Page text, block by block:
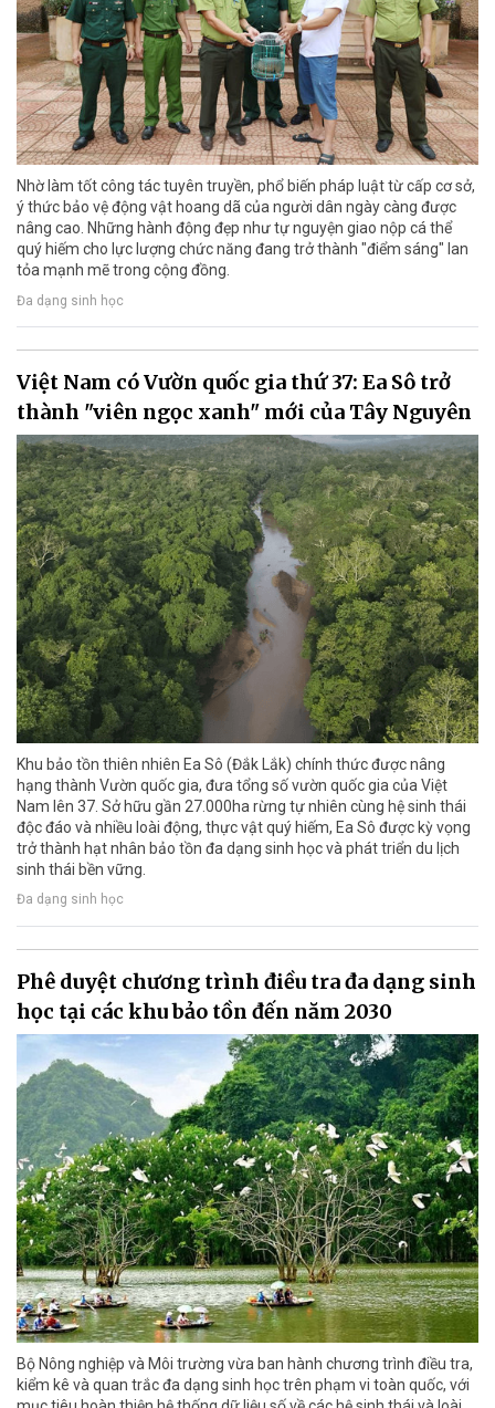
Nhờ làm tốt công tác tuyên truyền, phổ biến pháp luật từ cấp cơ sở,
ý thức bảo vệ động vật hoang dã của người dân ngày càng được
nâng cao. Những hành động đẹp như tự nguyện giao nộp cá thể
quý hiếm cho lực lượng chức năng đang trở thành "điểm sáng" lan
tỏa mạnh mẽ trong cộng đồng.
Đa dạng sinh học
Việt Nam có Vườn quốc gia thứ 37: Ea Sô trở
thành "viên ngọc xanh" mới của Tây Nguyên
Khu bảo tồn thiên nhiên Ea Sô (Đắk Lắk) chính thức được nâng
hạng thành Vườn quốc gia, đưa tổng số vườn quốc gia của Việt
Nam lên 37. Sở hữu gần 27.000ha rừng tự nhiên cùng hệ sinh thái
độc đáo và nhiều loài động, thực vật quý hiếm, Ea Sô được kỳ vọng
trở thành hạt nhân bảo tồn đa dạng sinh học và phát triển du lịch
sinh thái bền vững.
Đa dạng sinh học
Phê duyệt chương trình điều tra đa dạng sinh
học tại các khu bảo tồn đến năm 2030
Bộ Nông nghiệp và Môi trường vừa ban hành chương trình điều tra,
kiểm kê và quan trắc đa dạng sinh học trên phạm vi toàn quốc, với